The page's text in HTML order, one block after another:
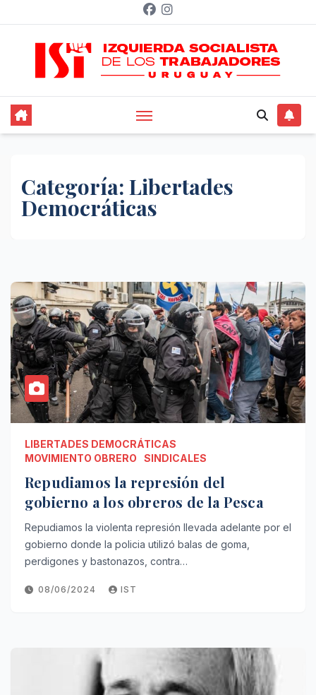
contenido
Categoría: Libertades
Democráticas
LIBERTADES DEMOCRÁTICAS
MOVIMIENTO OBRERO
SINDICALES
Repudiamos la represión del
gobierno a los obreros de la Pesca
Repudiamos la violenta represión llevada adelante por el
gobierno donde la policia utilizó balas de goma,
perdigones y bastonazos, contra…
08/06/2024 IST